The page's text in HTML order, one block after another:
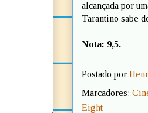
alcançada por
Tarantino sabe
Nota: 9,5.
Postado por
Marcadores:
Eight